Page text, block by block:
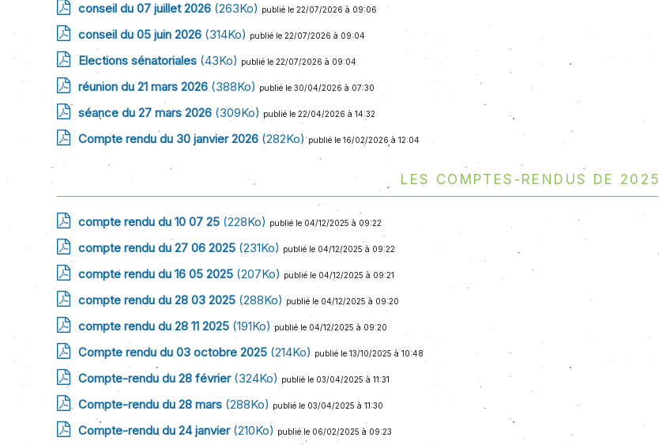
conseil du 07 juillet 2026 (263Ko) publié le 22/07/2026 à 09:06
conseil du 05 juin 2026 (314Ko) publié le 22/07/2026 à 09:04
Elections sénatoriales (43Ko) publié le 22/07/2026 à 09:04
réunion du 21 mars 2026 (388Ko) publié le 30/04/2026 à 07:30
séance du 27 mars 2026 (309Ko) publié le 22/04/2026 à 14:32
Compte rendu du 30 janvier 2026 (282Ko) publié le 16/02/2026 à 12:04
Les comptes-rendus de 2025
compte rendu du 10 07 25 (228Ko) publié le 04/12/2025 à 09:22
compte rendu du 27 06 2025 (231Ko) publié le 04/12/2025 à 09:22
compte rendu du 16 05 2025 (207Ko) publié le 04/12/2025 à 09:21
compte rendu du 28 03 2025 (288Ko) publié le 04/12/2025 à 09:20
compte rendu du 28 11 2025 (191Ko) publié le 04/12/2025 à 09:20
Compte rendu du 03 octobre 2025 (214Ko) publié le 13/10/2025 à 10:48
Compte-rendu du 28 février(324Ko) publié le 03/04/2025 à 11:31
Compte-rendu du 28 mars (288Ko) publié le 03/04/2025 à 11:30
Compte-rendu du 24 janvier(210Ko) publié le 06/02/2025 à 09:23